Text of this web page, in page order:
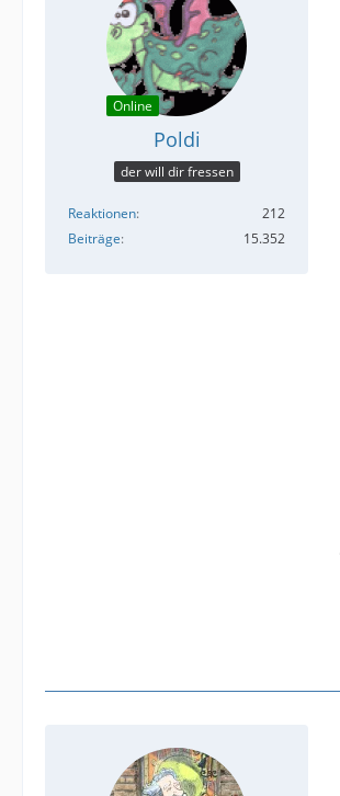
Online
Poldi
der will dir fressen
Reaktionen
212
Beiträge
15.352